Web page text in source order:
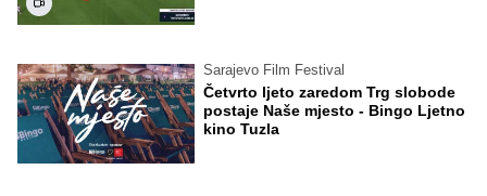
Sarajevo Film Festival
Četvrto ljeto zaredom Trg slobode
postaje Naše mjesto - Bingo Ljetno
kino Tuzla